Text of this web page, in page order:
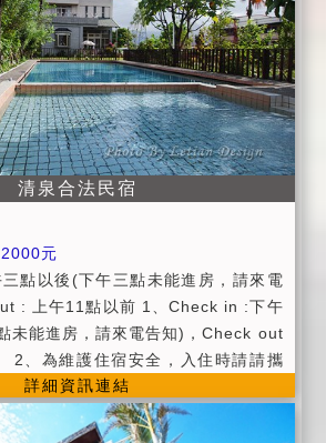
30% 的訂金。 ●就愛輕旅~宜蘭縣合
清泉合法民宿
元
點以後(下午三點未能進房，請來電
: 上午11點以前 1、Check in :下午
未能進房，請來電告知)，Check out
2、為維護住宿安全，入住時請請攜
們登記，在辦理登記的同時，也請您
。 3、恕不接受信用卡刷卡。 4、為
詳細資訊連結